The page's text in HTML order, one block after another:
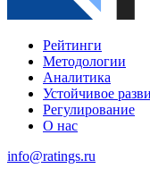
Рейтинги
Методологии
Аналитика
Устойчивое
Регулирование
О нас
info@ratings.ru